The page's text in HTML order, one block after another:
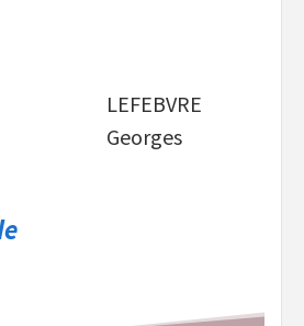
LEFEBVRE
Georges